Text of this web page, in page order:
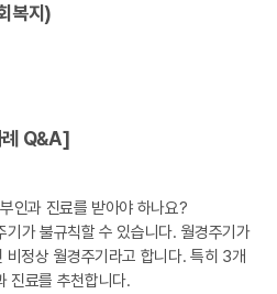
복지)
례 Q&A]
인과 진료를 받아야 하나요?
가 불규칙할 수 있습니다. 월경주기가
정상 월경주기라고 합니다. 특히 3개
진료를 추천합니다.